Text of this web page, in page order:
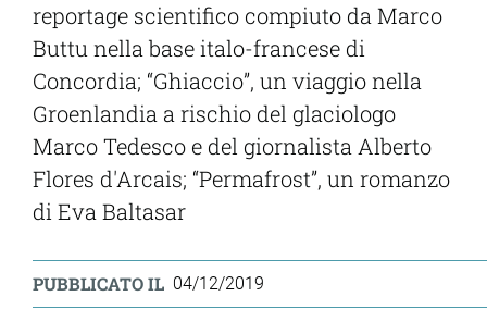
reportage scientifico compiuto da Marco
Buttu nella base italo-francese di
Concordia; “Ghiaccio”, un viaggio nella
Groenlandia a rischio del glaciologo
Marco Tedesco e del giornalista Alberto
Flores d'Arcais; “Permafrost”, un romanzo
di Eva Baltasar
PUBBLICATO IL 04/12/2019